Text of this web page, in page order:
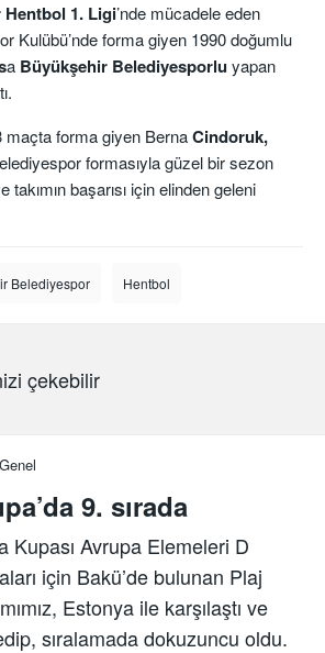
Hentbol 1. Ligi’nde mücadele eden
Kulübü’nde forma giyen 1990 doğumlu
a Büyükşehir Belediyesporluyapan
forma giyen BernaCindoruk,
formasıyla güzel bir sezon
başarısı için elinden geleni
Belediyespor Hentbol
çekebilir
Genel
9. sırada
Kupası Avrupa Elemeleri D
için Bakü’de bulunan Plaj
Estonya ile karşılaştı ve
sıralamada dokuzuncu oldu.